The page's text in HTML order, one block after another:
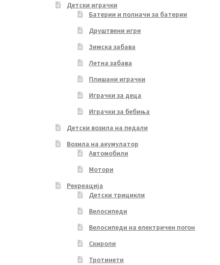
Детски играчки
Батерии и полначи за батерии
Друштвени игри
Зимска забава
Летна забава
Плишани играчки
Играчки за деца
Играчки за бебиња
Детски возила на педали
Возила на акумулатор
Автомобили
Мотори
Рекреација
Детски трицикли
Велосипеди
Велосипеди на електричен погон
Скироли
Тротинети